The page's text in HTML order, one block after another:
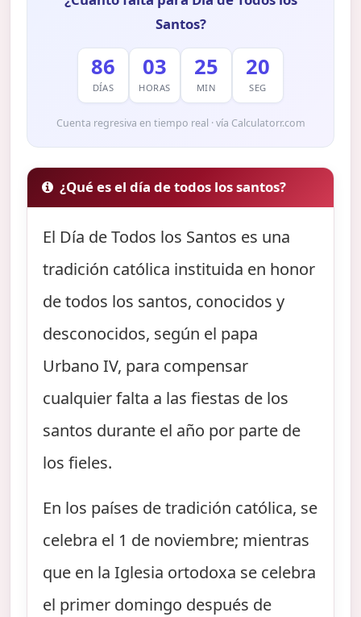
Santos?
86
DÍAS
03
HORAS
25
MIN
19
SEG
Cuenta regresiva en tiempo real · vía Calculatorr.com
¿Qué es el día de todos los santos?
El Día de Todos los Santos es una
tradición católica instituida en honor
de todos los santos, conocidos y
desconocidos, según el papa
Urbano IV, para compensar
cualquier falta a las fiestas de los
santos durante el año por parte de
los fieles.
En los países de tradición católica, se
celebra el 1 de noviembre; mientras
que en la Iglesia ortodoxa se celebra
el primer domingo después de